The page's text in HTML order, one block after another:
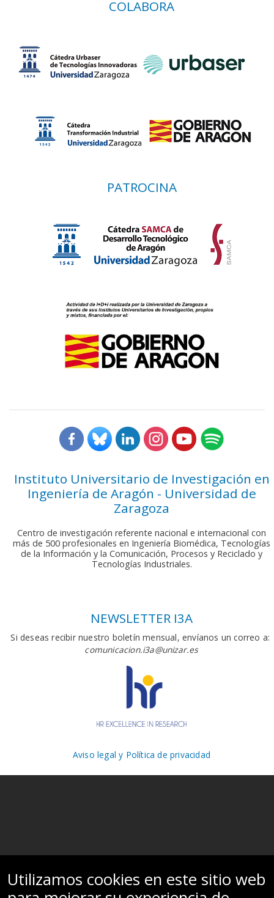
COLABORA
PATROCINA
Instituto Universitario de Investigación en
Ingeniería de Aragón - Universidad de
Zaragoza
Centro de investigación referente nacional e internacional con
más de 500 profesionales en Ingeniería Biomédica, Tecnologías
de la Información y la Comunicación, Procesos y Reciclado y
Tecnologías Industriales.
NEWSLETTER I3A
Si deseas recibir nuestro boletín mensual, envíanos un correo a:
comunicacion.i3a@unizar.es
Aviso legal y Política de privacidad
Utilizamos cookies en este sitio web